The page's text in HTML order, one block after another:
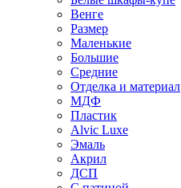
Венге
Размер
Маленькие
Большие
Средние
Отделка и материал
МДФ
Пластик
Alvic Luxe
Эмаль
Акрил
ДСП